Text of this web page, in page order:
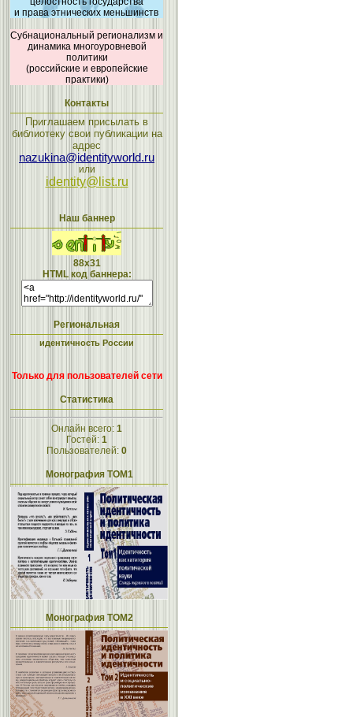
и права этнических меньшинств
Субнациональный регионализм и
динамика многоуровневой
политики
(российские и европейские
практики)
Контакты
Приглашаем присылать в
библиотеку свои публикации на
адрес
nazukina@identityworld.ru
или
identity@list.ru
Наш баннер
88x31
HTML код баннера:
Региональная
идентичность России
Только для пользователей сети
Статистика
Онлайн всего: 1
Гостей: 1
Пользователей: 0
Монография ТОМ1
Монография ТОМ2